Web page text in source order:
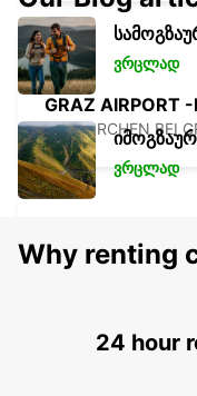
GRAZ AIRPORT
FELDKIRCHEN BEI
GRAZ -IKC-
ვრცლად
ვრცლად
Why renting
24 hour